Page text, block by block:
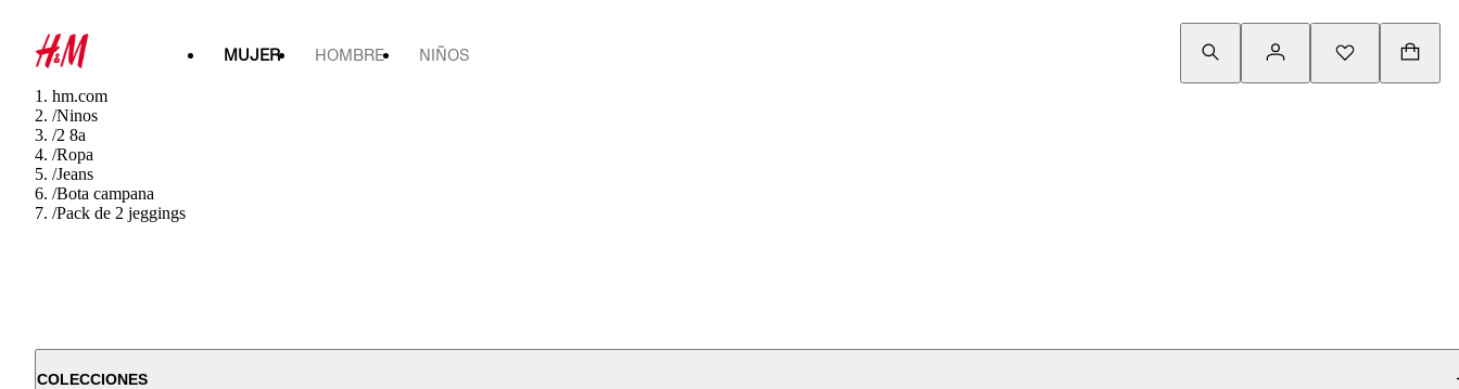
MUJER HOMBRE NIÑOS
hm.com
/Ninos
/2 8a
/Ropa
/Jeans
/Bota campana
/Pack de 2 jeggings
COLECCIONES